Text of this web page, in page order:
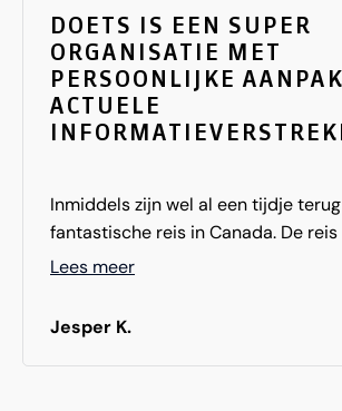
DOETS IS EEN SUPER
ORGANISATIE MET
PERSOONLIJKE
ACTUELE
Inmiddels zijn wel al een tijdje
fantastische reis in Canada. De reis
dag een gespreksonderwerk voor
we vergeten snel een reactie te
onder het mom, beter laat dan
alsnog. Canada heeft ons geboden
Lees meer
Jesper K.